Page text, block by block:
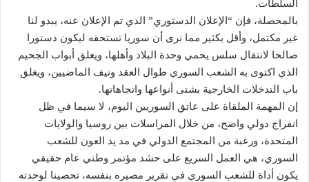
السلطات.
بالمحصلة، فإن “الإعلان الدستوري” الذي تم الإعلان عنه، يبدو لنا
غير مكتمل، وأقل بكثير مما نرى أن سوريا تستحقه ليكون دستورا
صالحا لانتقال سلس يحمي وحدة البلاد وأهلها، ويغلق أبواب الجحيم
الذي اكتوى به الشعب السوري طوال العقد ونيف الماضيين، ويغلق
باب التدخلات الخارجية بشتى أنواعها واتجاهاتها.
إن المهمة الملقاة على عاتق السوريين اليوم، لا سيما في ظل
انفراج دولي واضح، من خلال المراسلات بين روسيا والولايات
المتحدة، ورغبة من المجتمع الدولي في مد يد العون للشعب
السوري، هي العمل السريع على حشد مؤتمر وطني عام حقيقي
يكون أداة للشعب السوري في تقرير مصيره بنفسه، تحصينا لوحدته